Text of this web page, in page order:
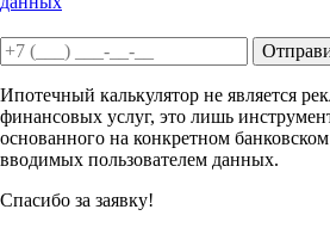
Ипотечный калькулятор не является
финансовых услуг, это лишь
основанного на конкретном
вводимых пользователем данных.
Спасибо за заявку!